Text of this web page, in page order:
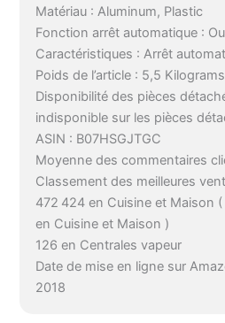
Matériau : Aluminum, Plastic
Fonction arrêt automatique :
Caractéristiques : Arrêt
Poids de l’article : 5,5 Kilograms
Disponibilité des pièces
indisponible sur les pièces
ASIN : B07HSGJTGC
Moyenne des commentaires
Classement des meilleures
472 424 en Cuisine et Maison
en Cuisine et Maison )
126 en Centrales vapeur
Date de mise en ligne sur
2018